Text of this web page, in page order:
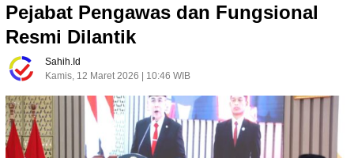
Pejabat Pengawas dan Fungsional
Resmi Dilantik
Sahih.id
Kamis, 12 Maret 2026 | 10:46 WIB